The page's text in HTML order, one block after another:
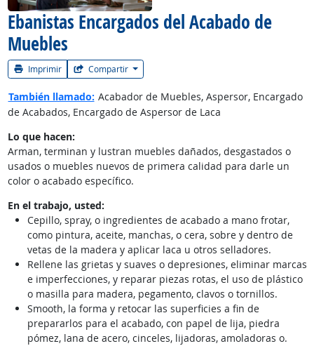
Ebanistas Encargados del Acabado de
Muebles
Imprimir Compartir
También llamado: Acabador de Muebles, Aspersor, Encargado
de Acabados, Encargado de Aspersor de Laca
Lo que hacen:
Arman, terminan y lustran muebles dañados, desgastados o
usados o muebles nuevos de primera calidad para darle un
color o acabado específico.
En el trabajo, usted:
Cepillo, spray, o ingredientes de acabado a mano frotar,
como pintura, aceite, manchas, o cera, sobre y dentro de
vetas de la madera y aplicar laca u otros selladores.
Rellene las grietas y suaves o depresiones, eliminar marcas
e imperfecciones, y reparar piezas rotas, el uso de plástico
o masilla para madera, pegamento, clavos o tornillos.
Smooth, la forma y retocar las superficies a fin de
prepararlos para el acabado, con papel de lija, piedra
pómez, lana de acero, cinceles, lijadoras, amoladoras o.